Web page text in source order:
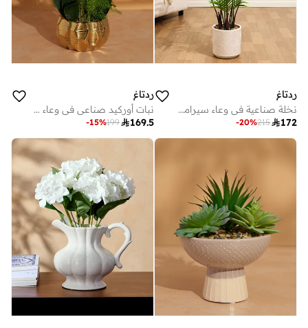
ردتاغ
نخلة صناعية في وعاء سيراميك 120سم
172
215
-20%
ردتاغ
نبات أوركيد صناعي في وعاء ذهبي بارتفاع 65 سم وقطر 60 سم
169.5
199
-15%